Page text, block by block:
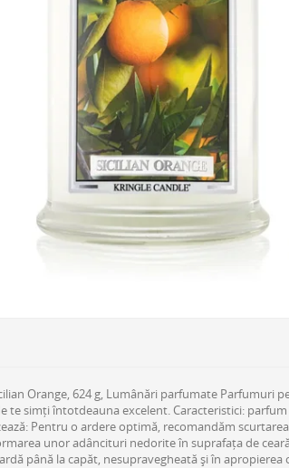
Orange, 624 g, Lumânări parfumate Parfumuri
te simți întotdeauna excelent. Caracteristici:
Pentru o ardere optimă, recomandăm
unor adâncituri nedorite în suprafața de
până la capăt, nesupravegheată și în